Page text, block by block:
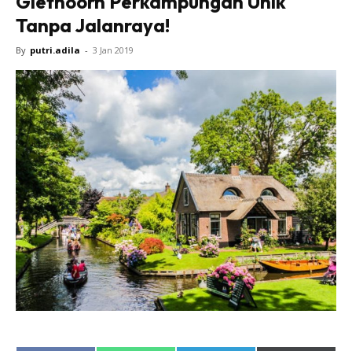
Tanpa Jalanraya!
By putri.adila - 3 Jan 2019